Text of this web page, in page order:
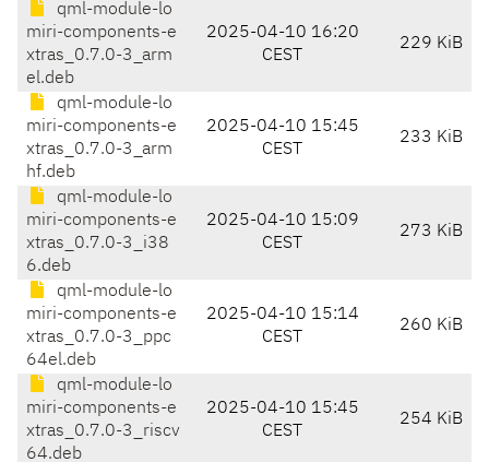
qml-module-lo
miri-components-e
xtras_0.7.0-3_arm
el.deb
2025-04-10 16:20
CEST
229 KiB
qml-module-lo
miri-components-e
xtras_0.7.0-3_arm
hf.deb
2025-04-10 15:45
CEST
233 KiB
qml-module-lo
miri-components-e
xtras_0.7.0-3_i38
6.deb
2025-04-10 15:09
CEST
273 KiB
qml-module-lo
miri-components-e
xtras_0.7.0-3_ppc
64el.deb
2025-04-10 15:14
CEST
260 KiB
qml-module-lo
miri-components-e
xtras_0.7.0-3_riscv
64.deb
2025-04-10 15:45
CEST
254 KiB